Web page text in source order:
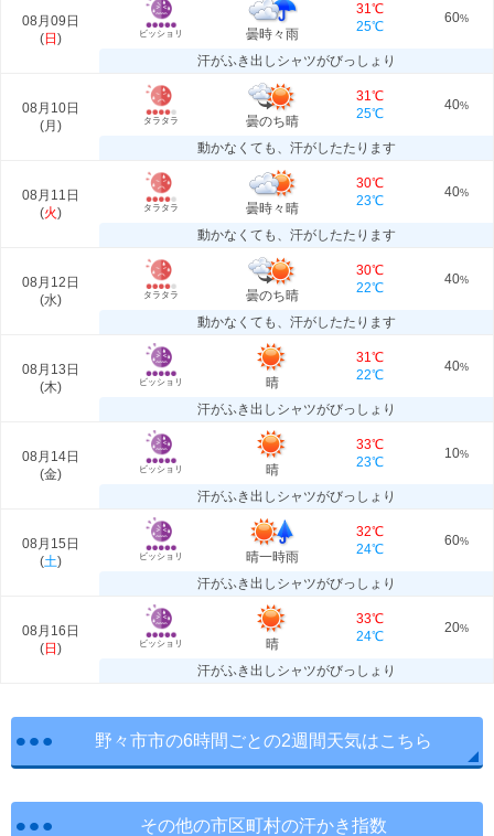
08月09日
(日 ) ビッショリ 曇時々雨
31℃
25℃
60%
汗がふき出しシャツがびっしょり
08月10日
(月 ) タラタラ 曇のち晴
31℃
25℃
40%
動かなくても、汗がしたたります
08月11日
(火) タラタラ 曇時々晴
30℃
23℃
40%
動かなくても、汗がしたたります
08月12日
(水) タラタラ 曇のち晴
30℃
22℃
40%
動かなくても、汗がしたたります
08月13日
(木) ビッショリ 晴
31℃
22℃
40%
汗がふき出しシャツがびっしょり
08月14日
(金) ビッショリ 晴
33℃
23℃
10%
汗がふき出しシャツがびっしょり
08月15日
(土) ビッショリ 晴一時雨
32℃
24℃
60%
汗がふき出しシャツがびっしょり
08月16日
(日 ) ビッショリ 晴
33℃
24℃
20%
汗がふき出しシャツがびっしょり
野々市市の6時間ごとの2週間天気はこちら
その他の市区町村の汗かき指数